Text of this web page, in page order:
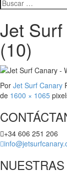
Jet
(10)
Por Jet Surf Canary
de 1600 × 1065
+34 606 251 206